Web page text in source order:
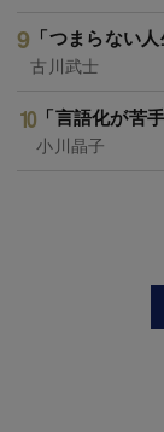
「つまらない
古川武士
「言語化が苦
小川晶子